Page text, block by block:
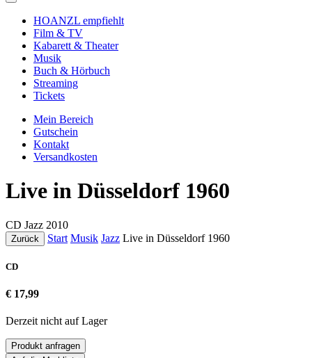
HOANZL empfiehlt
Film & TV
Kabarett & Theater
Musik
Buch & Hörbuch
Streaming
Tickets
Mein Bereich
Gutschein
Kontakt
Versandkosten
Live in Düsseldorf 1960
CD Jazz 2010
Zurück Start Musik Jazz Live in Düsseldorf 1960
CD
€ 17,99
Derzeit nicht auf Lager
Produkt anfragen